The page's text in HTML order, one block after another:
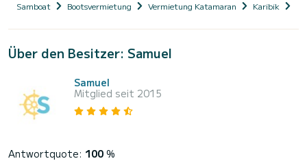
Samboat Bootsvermietung Vermietung Katamaran Karibik
Über den Besitzer: Samuel
Samuel
Mitglied seit 2015
Antwortquote: 100 %